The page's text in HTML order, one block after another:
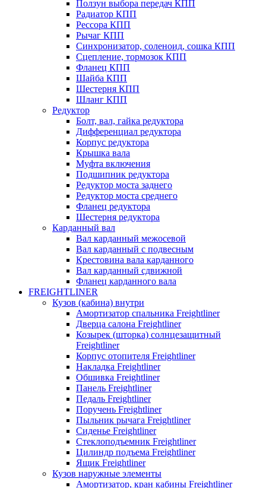
Ползун выбора передач КПП
Радиатор КПП
Рессора КПП
Рычаг КПП
Синхронизатор, соленоид, сошка КПП
Сцепление, тормозок КПП
Фланец КПП
Шайба КПП
Шестерня КПП
Шланг КПП
Редуктор
Болт, вал, гайка редуктора
Дифференциал редуктора
Корпус редуктора
Крышка вала
Муфта включения
Подшипник редуктора
Редуктор моста заднего
Редуктор моста среднего
Фланец редуктора
Шестерня редуктора
Карданный вал
Вал карданный межосевой
Вал карданный с подвесным
Крестовина вала карданного
Вал карданный сдвижной
Фланец карданного вала
FREIGHTLINER
Кузов (кабина) внутри
Амортизатор спальника Freightliner
Дверца салона Freightliner
Козырек (шторка) солнцезащитный
Freightliner
Корпус отопителя Freightliner
Накладка Freightliner
Обшивка Freightliner
Панель Freightliner
Педаль Freightliner
Поручень Freightliner
Пыльник рычага Freightliner
Сиденье Freightliner
Стеклоподъемник Freightliner
Цилиндр подъема Freightliner
Ящик Freightliner
Кузов наружные элементы
Амортизатор, кран кабины Freightliner